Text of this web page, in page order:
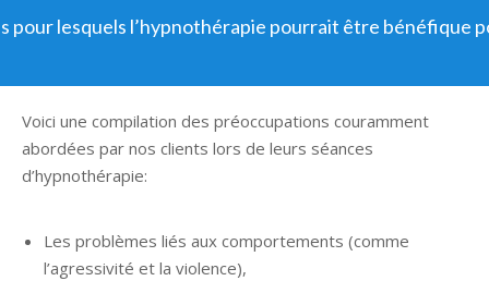
pour lesquels l’hypnothérapie pourrait être bénéfique
Voici une compilation des préoccupations couramment
abordées par nos clients lors de leurs séances
d’hypnothérapie:
Les problèmes liés aux comportements (comme
l’agressivité et la violence),